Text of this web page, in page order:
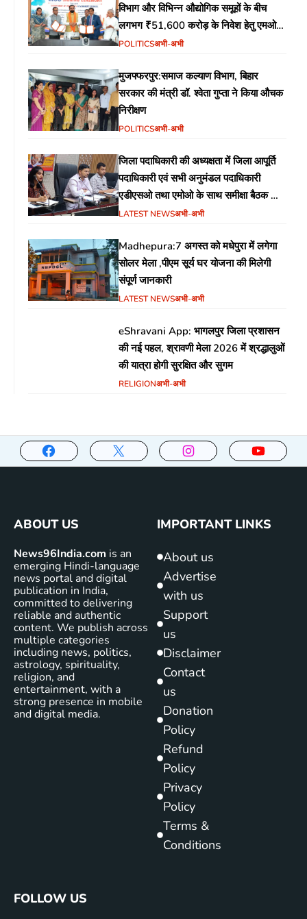
विभाग और विभिन्न औद्योगिक समूहों के बीच
लगभग ₹51,600 करोड़ के निवेश हेतु एमओयू
(MoU) पर हस्ताक्षर
POLITICSअभी-अभी
मुजफ्फरपुर:समाज कल्याण विभाग, बिहार
सरकार की मंत्री डॉ. श्वेता गुप्ता ने किया औचक
निरीक्षण
POLITICSअभी-अभी
जिला पदाधिकारी की अध्यक्षता में जिला आपूर्ति
पदाधिकारी एवं सभी अनुमंडल पदाधिकारी
एडीएसओ तथा एमोओ के साथ समीक्षा बैठक का
आयोजन
LATEST NEWSअभी-अभी
Madhepura:7 अगस्त को मधेपुरा में लगेगा
सोलर मेला ,पीएम सूर्य घर योजना की मिलेगी
संपूर्ण जानकारी
LATEST NEWSअभी-अभी
eShravani App: भागलपुर जिला प्रशासन
की नई पहल, श्रावणी मेला 2026 में श्रद्धालुओं
की यात्रा होगी सुरक्षित और सुगम
RELIGIONअभी-अभी
ABOUT US
News96India.com is an
emerging Hindi-language
news portal and digital
publication in India,
committed to delivering
reliable and authentic
content. We publish across
multiple categories
including news, politics,
astrology, spirituality,
religion, and
entertainment, with a
strong presence in mobile
and digital media.
IMPORTANT LINKS
About us
Advertise
with us
Support
us
Disclaimer
Contact
us
Donation
Policy
Refund
Policy
Privacy
Policy
Terms &
Conditions
FOLLOW US